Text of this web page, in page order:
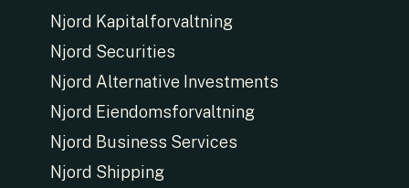
Njord Kapitalforvaltning
Njord Securities
Njord Alternative Investments
Njord Eiendomsforvaltning
Njord Business Services
Njord Shipping